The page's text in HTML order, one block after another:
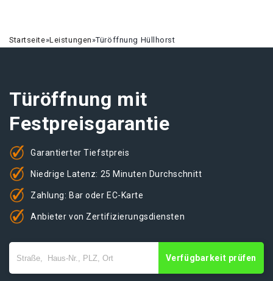
Startseite»Leistungen»Türöffnung Hüllhorst
Türöffnung mit
Festpreisgarantie
Garantierter Tiefstpreis
Niedrige Latenz: 25 Minuten Durchschnitt
Zahlung: Bar oder EC-Karte
Anbieter von Zertifizierungsdiensten
Verfügbarkeit prüfen